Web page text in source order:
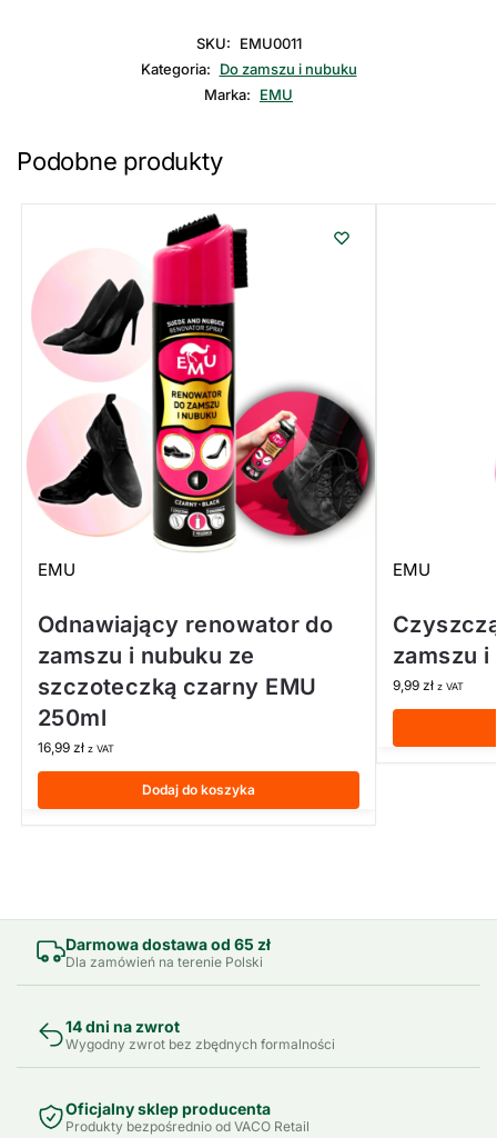
SKU:
EMU0011
Kategoria:
Do zamszu i nubuku
Marka:
EMU
Podobne produkty
EMU
Odnawiający renowator do
zamszu i nubuku ze
szczoteczką czarny EMU
250ml
16,99 zł z VAT
Dodaj do koszyka
EMU
zamszu i
9,99 zł z VAT
Darmowa dostawa od 65 zł
Dla zamówień na terenie Polski
14 dni na zwrot
Wygodny zwrot bez zbędnych formalności
Oficjalny sklep producenta
Produkty bezpośrednio od VACO Retail